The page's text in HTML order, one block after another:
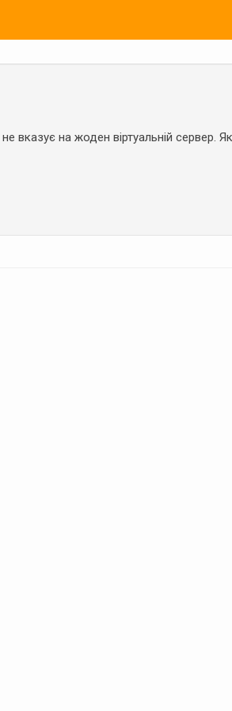
не вказує на жоден віртуальній сервер.